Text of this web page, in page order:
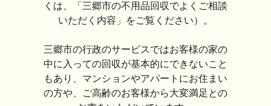
くは、「三郷市の不用品回収でよくご相談
いただく内容」をご覧ください）。
三郷市の行政のサービスではお客様の家の
中に入っての回収が基本的にできないこと
もあり、マンションやアパートにお住まい
の方や、ご高齢のお客様から大変満足との